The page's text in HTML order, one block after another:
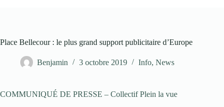
Place Bellecour : le plus grand support publicitaire d’Europe
Benjamin 3 octobre 2019 Info, News
COMMUNIQUÉ DE PRESSE – Collectif Plein la vue